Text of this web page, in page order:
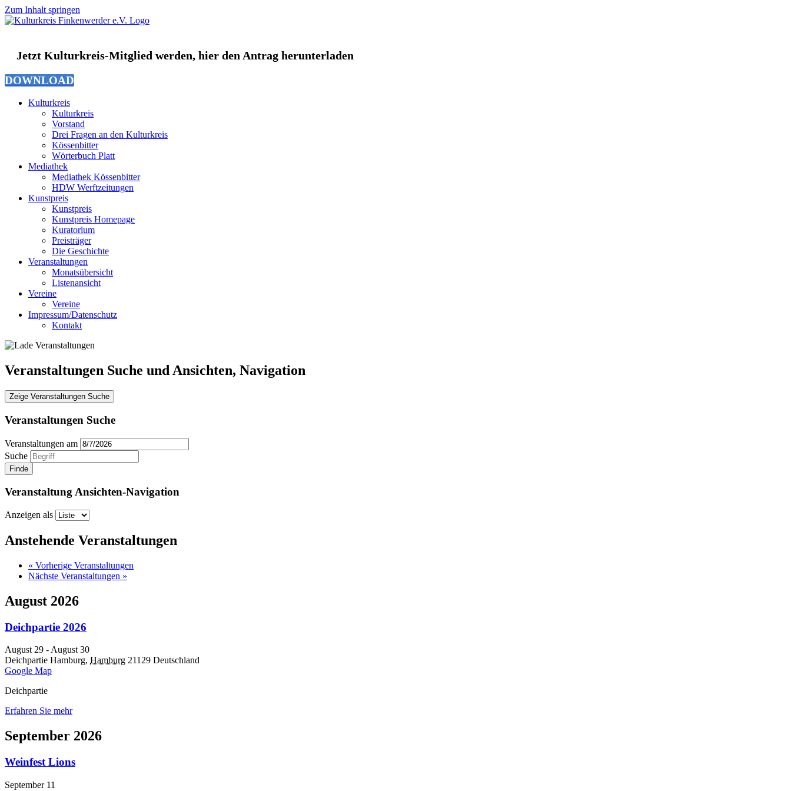
Zum Inhalt springen
Jetzt Kulturkreis-Mitglied werden, hier den Antrag herunterladen
DOWNLOAD
Kulturkreis
Kulturkreis
Vorstand
Drei Fragen an den Kulturkreis
Kössenbitter
Wörterbuch Platt
Mediathek
Mediathek Kössenbitter
HDW Werftzeitungen
Kunstpreis
Kunstpreis
Kunstpreis Homepage
Kuratorium
Preisträger
Die Geschichte
Veranstaltungen
Monatsübersicht
Listenansicht
Vereine
Vereine
Impressum/Datenschutz
Kontakt
Veranstaltungen Suche und Ansichten, Navigation
Zeige Veranstaltungen Suche
Veranstaltungen Suche
Veranstaltungen am
Suche
Veranstaltung Ansichten-Navigation
Anzeigen als
Anstehende Veranstaltungen
« Vorherige Veranstaltungen
Nächste Veranstaltungen »
August 2026
Deichpartie 2026
August 29 -August 30
Deichpartie Hamburg, Hamburg 21129 Deutschland
Google Map
Deichpartie
Erfahren Sie mehr
September 2026
Weinfest Lions
September 11